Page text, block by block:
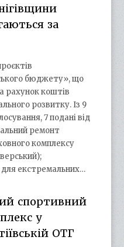
за
бюджету», що
рахунок коштів
розвитку. Із 9
7 подані від
ремонт
комплексу
екстремальних…
спортивний
у
ОТГ